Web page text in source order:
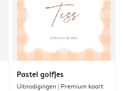
Pastel golfjes
Uitnodigingen | Premium kaart